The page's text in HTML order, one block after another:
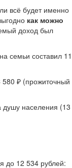
всё будет именно
как можно
доход был
семьи составил 11
580 ₽ (прожиточный
населения (13
до 12 534 рублей: